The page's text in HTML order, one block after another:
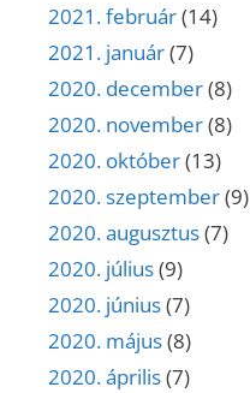
2021. február(14)
2021. január(7)
2020. december(8)
2020. november(8)
2020. október(13)
2020. szeptember(9)
2020. augusztus(7)
2020. július(9)
2020. június(7)
2020. május(8)
2020. április(7)